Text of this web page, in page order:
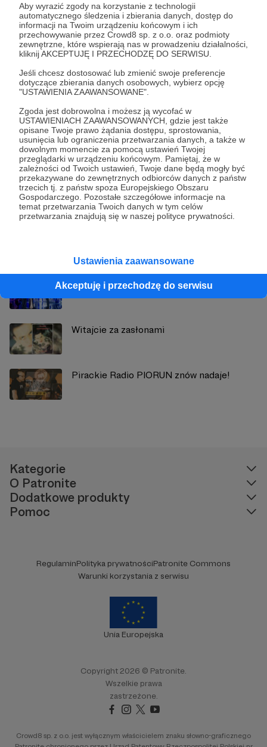
Aby wyrazić zgody na korzystanie z technologii
automatycznego śledzenia i zbierania danych, dostęp do
informacji na Twoim urządzeniu końcowym i ich
przechowywanie przez Crowd8 sp. z o.o. oraz podmioty
zewnętrzne, które wspierają nas w prowadzeniu działalności,
kliknij AKCEPTUJĘ I PRZECHODZĘ DO SERWISU.
Jeśli chcesz dostosować lub zmienić swoje preferencje
dotyczące zbierania danych osobowych, wybierz opcję
"USTAWIENIA ZAAWANSOWANE".
Zgoda jest dobrowolna i możesz ją wycofać w
USTAWIENIACH ZAAWANSOWANYCH, gdzie jest także
opisane Twoje prawo żądania dostępu, sprostowania,
usunięcia lub ograniczenia przetwarzania danych, a także w
dowolnym momencie za pomocą ustawień Twojej
przeglądarki w urządzeniu końcowym. Pamiętaj, że w
zależności od Twoich ustawień, Twoje dane będą mogły być
przekazywane do zewnętrznych odbiorców danych z państw
trzecich tj. z państw spoza Europejskiego Obszaru
Gospodarczego. Pozostałe szczegółowe informacje na
temat przetwarzania Twoich danych w tym celów
przetwarzania znajdują się w naszej polityce prywatności.
Ustawienia zaawansowane
Akceptuję i przechodzę do serwisu
Przejdź do profilu
Zaloguj się
Udostępnij
Rozmowy Rawicza
Zobacz profil autora
Co z tymi Fryderykami?
Witajcie za zasłonami
Pirackie Radio PIORUN znów nadaje!
Kategorie
O Patronite
Dodatkowe produkty
Pomoc
RegulaminPolityka prywatnościPatronite Commons
Warunki korzystania z serwisu
Unia Europejska
Copyright 2026 © Patronite.
Wszelkie prawa
zastrzeżone.
Crowd8 sp. z o.o. jest wyłącznym właścicielem znaku słowno-graficznego